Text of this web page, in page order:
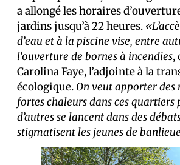
a allongé les horaires
jardins jusqu’à 22 heures.
d’eau et à la piscine vise, entre
l’ouverture de bornes à incendies,
Carolina Faye, l’adjointe à la
écologique. On veut apporter des
fortes chaleurs dans ces quartiers
d’autres se lancent dans des
stigmatisent les jeunes de